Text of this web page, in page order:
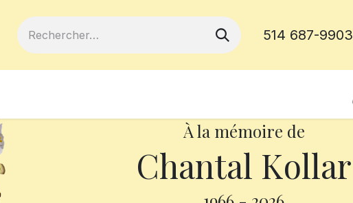
514 687-9903
À la mémoire de
Chantal Kollar